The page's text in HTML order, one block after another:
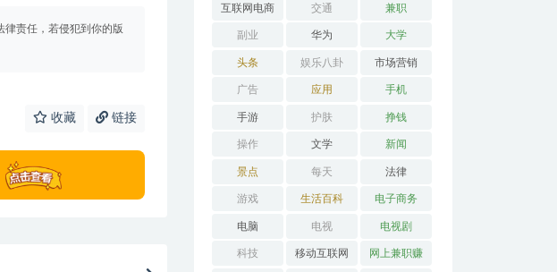
律责任，若侵犯到你的版
收藏 链接
互联网电商 交通 兼职
副业 华为 大学
头条 娱乐八卦 市场营销
广告 应用 手机
手游 护肤 挣钱
操作 文学 新闻
景点 每天 法律
游戏 生活百科 电子商务
电脑 电视 电视剧
科技 移动互联网 网上兼职赚